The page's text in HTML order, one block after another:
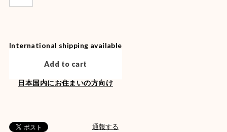
International shipping available
Add to cart
日本国内にお住まいの方向け
通報する